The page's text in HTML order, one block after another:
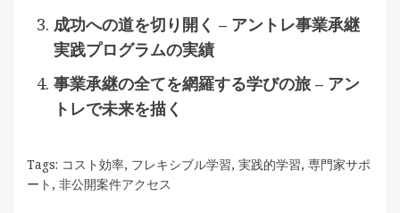
成功への道を切り開く – アントレ事業承継
実践プログラムの実績
事業承継の全てを網羅する学びの旅 – アン
トレで未来を描く
Tags: コスト効率, フレキシブル学習, 実践的学習, 専門家サポ
ート , 非公開案件アクセス